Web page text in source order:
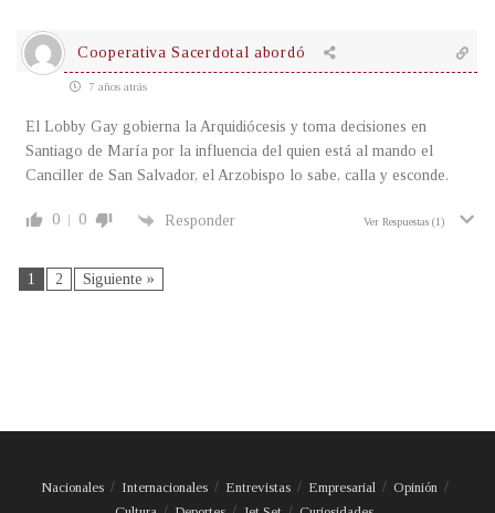
Cooperativa Sacerdotal abordó
7 años atrás
El Lobby Gay gobierna la Arquidiócesis y toma decisiones en
Santiago de María por la influencia del quien está al mando el
Canciller de San Salvador, el Arzobispo lo sabe, calla y esconde.
0 0 Responder Ver Respuestas (1)
1 2 Siguiente »
Nacionales Internacionales Entrevistas Empresarial
Opinión